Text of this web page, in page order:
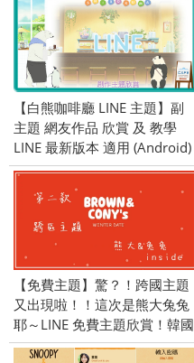
【白熊咖啡廳 LINE 主題】副
主題 網友作品 欣賞 及 教學
LINE 最新版本 適用 (Android)
【免費主題】驚？！跨國主題
又出現啦！！這次是熊大兔兔
耶～LINE 免費主題欣賞！韓國
限定／OpenVPN 跨區／綁門